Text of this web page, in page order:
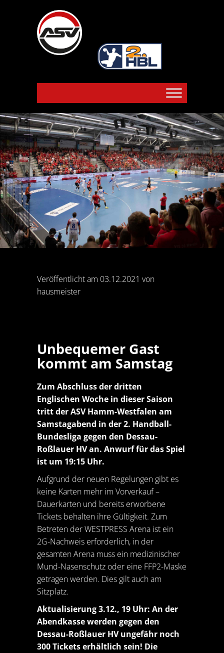
Veröffentlicht am 03.12.2021 von
hausmeister
Unbequemer Gast
kommt am Samstag
Zum Abschluss der dritten
Englischen Woche in dieser Saison
tritt der ASV Hamm-Westfalen am
Samstagabend in der 2. Handball-
Bundesliga gegen den Dessau-
Roßlauer HV an. Anwurf für das Spiel
ist um 19:15 Uhr.
Aufgrund der neuen Regelungen gibt es
keine Karten mehr im Vorverkauf –
Dauerkarten und bereits erworbene
Tickets behalten ihre Gültigkeit. Zum
Betreten der WESTPRESS Arena ist ein
2G-Nachweis erforderlich, in der
gesamten Arena muss ein medizinischer
Mund-Nasenschutz oder eine FFP2-Maske
getragen werden. Dies gilt auch am
Sitzplatz.
Aktualisierung 3.12., 19 Uhr: An der
Abendkasse werden gegen den
Dessau-Roßlauer HV ungefähr noch
300 Tickets erhältlich sein! Die